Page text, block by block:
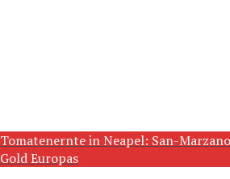
Tomatenernte in Neapel: San-
Gold Europas